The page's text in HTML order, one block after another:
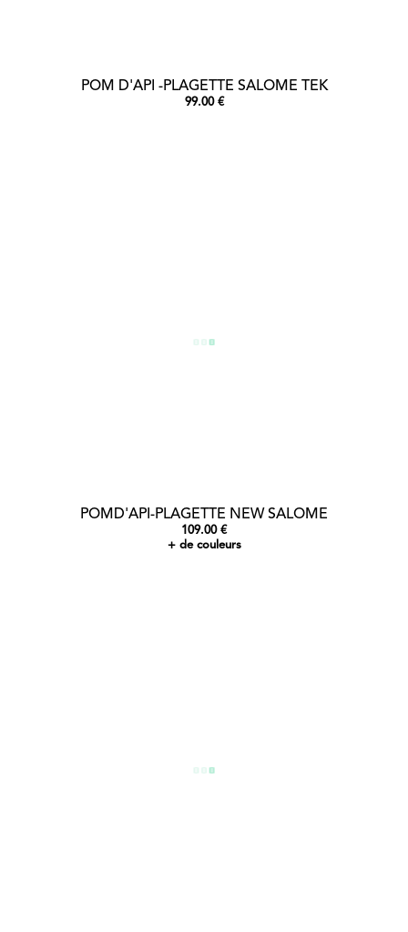
POM D'API -PLAGETTE SALOME TEK
99.00 €
POMD'API-PLAGETTE NEW SALOME
109.00 €
+ de couleurs